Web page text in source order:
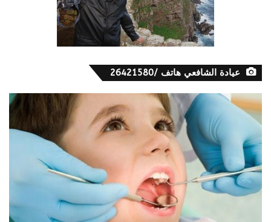
عيادة الشافعي هاتف /26421580